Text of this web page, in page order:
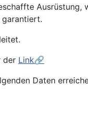
garantiert.
der Link🔗
Daten